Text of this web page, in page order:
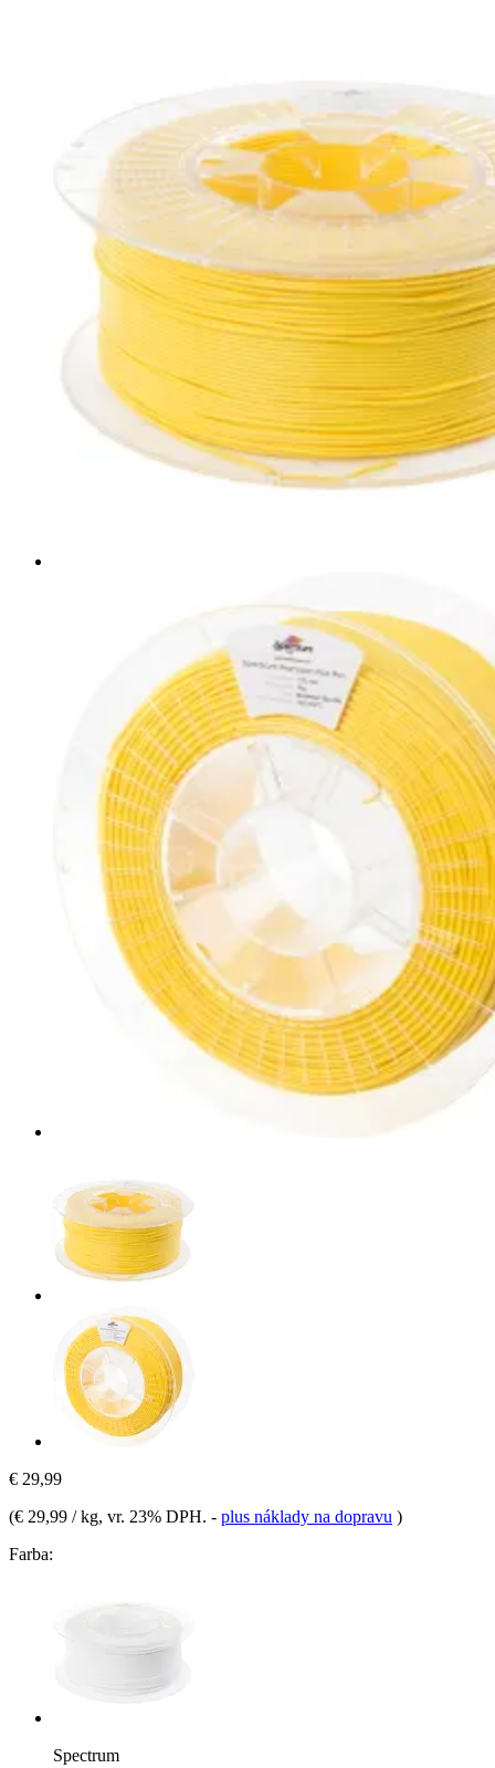
€ 29,99
(€ 29,99 / kg, vr. 23% DPH. - plus náklady na dopravu )
Farba:
Spectrum